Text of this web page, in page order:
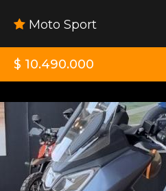
Moto Sport
$ 10.490.000